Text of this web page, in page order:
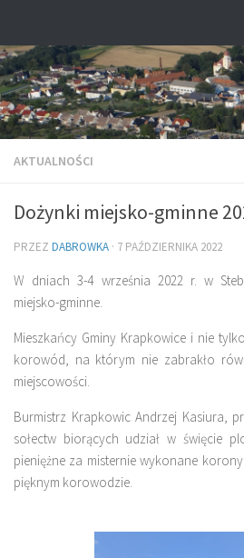
AKTUALNOŚCI
Dożynki miejsko-gminne
PRZEZ DABROWKA · 7 PAŹDZIERNIKA 2022
W dniach 3-4 września 2022 r. w
miejsko-gminne.
Mieszkańcy Gminy Krapkowice i nie
korowód, na którym nie zabrakło
miejscowości.
Burmistrz Krapkowic Andrzej Kasiura,
sołectw biorących udział w święcie
pieniężne za misternie wykonane
pięknym korowodzie.